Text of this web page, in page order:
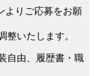
よりご応募をお願
整いたします。
自由、履歴書・職